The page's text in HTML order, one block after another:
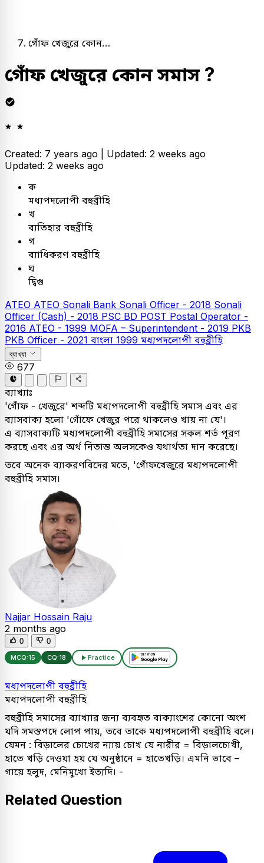
গোঁফ খেজুরে কোন…
গোঁফ খেজুরে কোন সমাস ?
Created: 7 years ago | Updated: 2 weeks ago
Updated: 2 weeks ago
ক
মধ্যপদলোপী বহুব্রীহি
খ
ব্যতিহার বহুব্রীহি
গ
ব্যাধিকরণ বহুব্রীহি
ঘ
দ্বিগু
ATEO ATEO Sonali Bank Sonali Officer - 2018 Sonali
Officer (Cash) - 2018 PSC BD POST Postal Operator -
2016 ATEO - 1999 MOFA – Superintendent - 2019 PKB
PKB Officer - 2021 বাংলা 1999 মধ্যপদলোপী বহুব্রীহি
ব্যাখ্যা
677
ব্যাখ্যাঃ
'গোঁফ - খেজুরে' শব্দটি মধ্যপদলোপী বহুব্রীহি সমাস এবং এর
ব্যাসবাক্য হলো 'গোঁফে খেজুর পরে থাকলেও খায় না যে'।
এ ব্যাসবাক্যটি মধ্যপদলোপী বহুব্রীহি সমাসের সকল শর্ত পূরণ
করছে এবং এর অর্থ নিতান্ত অলসকেও যথার্থতা দান করেছে।
তবে অনেক ব্যাকরণবিদের মতে, 'গোঁফখেজুরে মধ্যপদলোপী
বহুব্রীহি সমাস।
Najjar Hossain Raju
2 months ago
0 0
MCQ:15 CQ:18 Practice
মধ্যপদলোপী বহুব্রীহি
মধ্যপদলোপী বহুব্রীহি
বহুব্রীহি সমাসের ব্যাখ্যার জন্য ব্যবহৃত বাক্যাংশের কোনো অংশ
যদি সমস্তপদে লোপ পায়, তবে তাকে মধ্যপদলোপী বহুব্রীহি বলে।
যেমন : বিড়ালের চোখের ন্যায় চোখ যে নারীর = বিড়ালচোখী,
হাতে খড়ি দেওয়া হয় যে অনুষ্ঠানে = হাতেখড়ি। এমনি ভাবে –
গায়ে হলুদ, মেনিমুখো ইত্যদি। -
Related Question